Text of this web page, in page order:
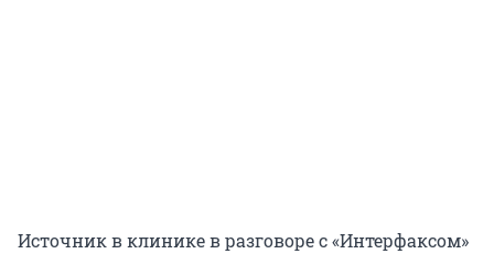
Источник в клинике в разговоре с «Интерфаксом»